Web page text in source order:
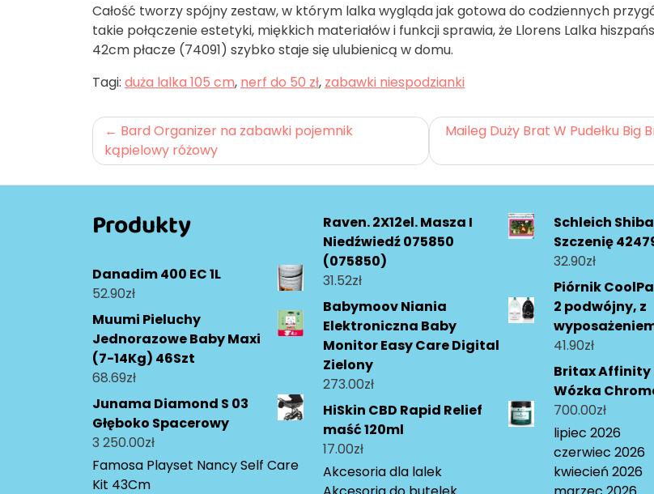
Całość tworzy spójny zestaw, w którym lalka wygląda jak gotowa do codziennych
takie połączenie estetyki, miękkich materiałów i funkcji sprawia, że Llorens Lalka
42cm płacze (74091) szybko staje się ulubienicą w domu.
Tagi: duża lalka 105 cm, nerf do 50 zł, zabawki niespodzianki
Nawigacja
wpisu
Bard Organizer na zabawki pojemnik
kąpielowy różowy
Maileg Duży Brat W Pudełku Big
Produkty
Danadim 400 EC 1L
52.90zł
Muumi Pieluchy
Jednorazowe Baby Maxi
(7-14Kg) 46Szt
68.69zł
Junama Diamond S 03
Głęboko Spacerowy
3 250.00zł
Famosa Playset Nancy Self Care
Kit 43Cm
Raven. 2X12el. Masza I
Niedźwiedź 075850
(075850)
31.52zł
Babymoov Niania
Elektroniczna Baby
Monitor Easy Care Digital
Zielony
273.00zł
HiSkin CBD Rapid Relief
maść 120ml
17.00zł
Akcesoria dla lalek
Schleich
Szczenię
32.90zł
Piórnik
2 podwójny, z
41.90zł
Britax Affinity
Wózka
700.00zł
lipiec 2026
czerwiec 2026
kwiecień 2026